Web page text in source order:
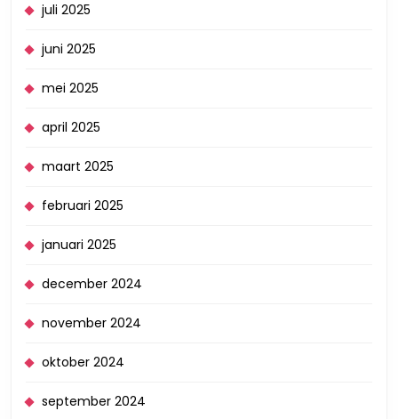
juli 2025
juni 2025
mei 2025
april 2025
maart 2025
februari 2025
januari 2025
december 2024
november 2024
oktober 2024
september 2024